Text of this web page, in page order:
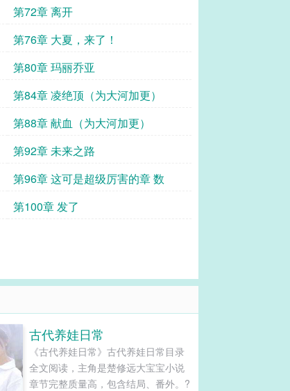
第72章 离开
第76章 大夏，来了！
第80章 玛丽乔亚
第84章 凌绝顶（为大河加更）
第88章 献血（为大河加更）
第92章 未来之路
第96章 这可是超级厉害的章 数
第100章 发了
古代养娃日常
《古代养娃日常》古代养娃日常目录
全文阅读，主角是楚修远大宝宝小说
章节完整质量高，包含结局、番外。?